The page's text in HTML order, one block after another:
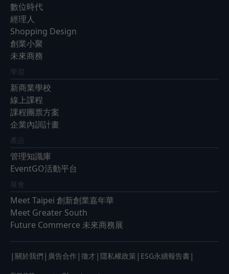
數位時代
經理人
Shopping Design
創業小聚
未來商務
學習
新商業學校
線上課程
課程團票方案
企業內訓計畫
產品
管理知識庫
EventGO活動平台
展會
Meet Taipei 創新創業嘉年華
Meet Greater South
Future Commerce 未來商務展
| 關於我們 | 廣告合作 | 徵才 | 隱私權政策 | ESG永續報告書 |